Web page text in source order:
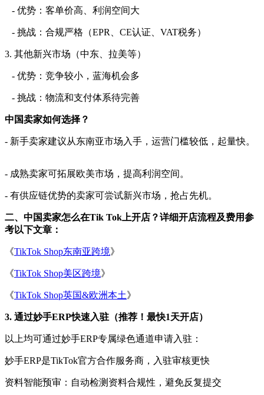
- 优势：客单价高、利润空间大
- 挑战：合规严格（EPR、CE认证、VAT税务）
3. 其他新兴市场（中东、拉美等）
- 优势：竞争较小，蓝海机会多
- 挑战：物流和支付体系待完善
中国卖家如何选择？
- 新手卖家建议从东南亚市场入手，运营门槛较低，起量快。
- 成熟卖家可拓展欧美市场，提高利润空间。
- 有供应链优势的卖家可尝试新兴市场，抢占先机。
二、 中国卖家怎么在Tik Tok 上开店 ？详细开店流程及费用参
考以下文章：
《TikTok Shop东南亚跨境》
《TikTok Shop美区跨境》
《TikTok Shop英国&欧洲本土》
3. 通过妙手ERP快速入驻（推荐！最快1天开店）
以上均可通过妙手ERP专属绿色通道申请入驻 ：
妙手ERP是TikTok官方合作服务商，入驻审核更快
资料智能预审：自动检测资料合规性，避免反复提交